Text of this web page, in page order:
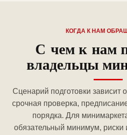
КОГДА К НАМ
С чем к нам
владельцы
Сценарий подготовки зависит
срочная проверка,
порядка. Для
обязательный минимум, риски